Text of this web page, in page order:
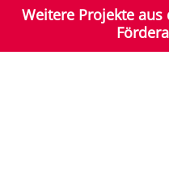
Weitere Projekte aus